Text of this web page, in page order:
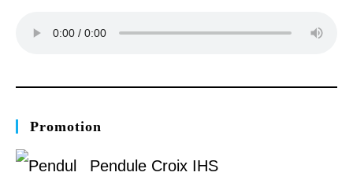
Promotion
Pendule Croix IHS